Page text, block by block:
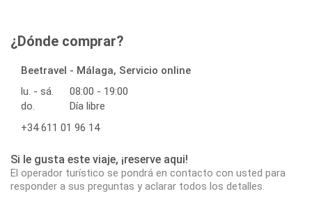
¿Dónde comprar?
Beetravel - Málaga, Servicio online
lu. - sá.
08:00 - 19:00
do.
Día libre
+34 611 01 96 14
Si le gusta este viaje, ¡reserve aqui!
El operador turístico se pondrá en contacto con usted para
responder a sus preguntas y aclarar todos los detalles.